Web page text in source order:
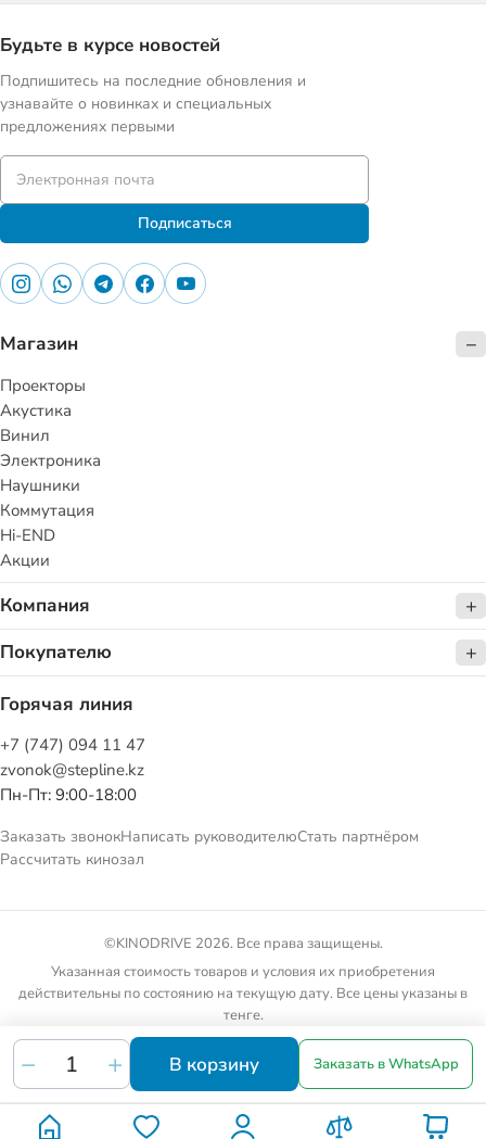
В корзину Заказать в WhatsApp
Будьте в курсе новостей
Подпишитесь на последние обновления и
узнавайте о новинках и специальных
предложениях первыми
Подписаться
Магазин
Проекторы
Акустика
Винил
Электроника
Наушники
Коммутация
Hi-END
Акции
Компания
Покупателю
Горячая линия
+7 (747) 094 11 47
zvonok@stepline.kz
Пн-Пт: 9:00-18:00
Заказать звонокНаписать руководителюСтать партнёром
Рассчитать кинозал
©KINODRIVE 2026. Все права защищены.
Указанная стоимость товаров и условия их приобретения
действительны по состоянию на текущую дату. Все цены указаны в
тенге.
Товарные предложения на сайте не являются публичной офертой.